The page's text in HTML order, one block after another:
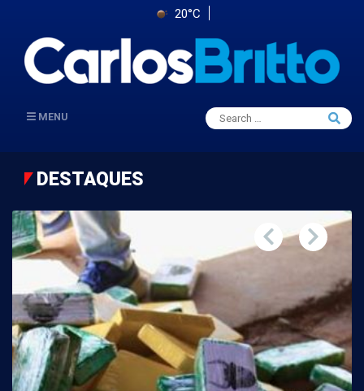
20°C
MENU
Search
for:
Search
DESTAQUES